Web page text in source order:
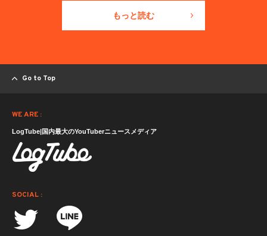
もっと読む
Go to Top
WE ARE :
LogTube|国内最大のYouTuberニュースメディア
SOCIAL :